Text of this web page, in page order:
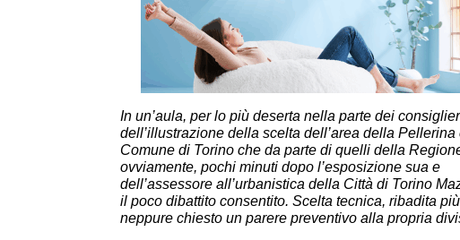
In un’aula, per lo più deserta nella parte dei
dell’illustrazione della scelta dell’area della
Comune di Torino che da parte di quelli della
ovviamente, pochi minuti dopo l’esposizione sua e
dell’assessore all’urbanistica della Città di Torino
il poco dibattito consentito. Scelta tecnica, ribadita
neppure chiesto un parere preventivo allapropria